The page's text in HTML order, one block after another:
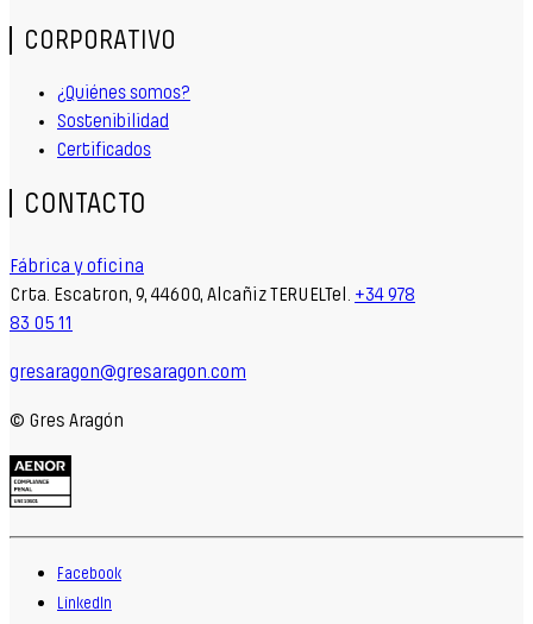
CORPORATIVO
¿Quiénes somos?
Sostenibilidad
Certificados
CONTACTO
Fábrica y oficina
Crta. Escatron, 9, 44600, Alcañiz TERUELTel. +34 978
83 05 11
gresaragon@gresaragon.com
© Gres Aragón
Facebook
LinkedIn